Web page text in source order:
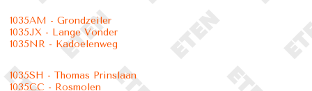
1035AM - Grondzeiler
1035JX - Lange Vonder
1035NR - Kadoelenweg
1035SH - Thomas Prinslaan
1035CC - Rosmolen